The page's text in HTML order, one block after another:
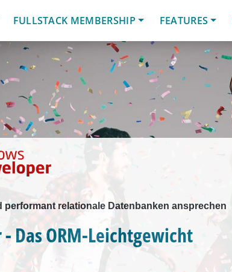
FULLSTACK MEMBERSHIP FEATURES
performant relationale Datenbanken ansprechen
- Das ORM-Leichtgewicht